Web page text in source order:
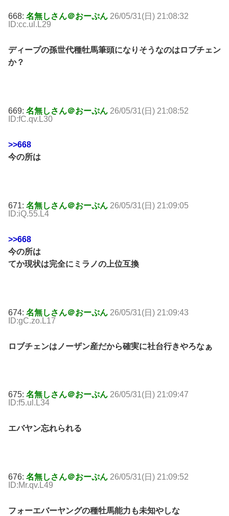
668: 名無しさん＠おーぷん 26/05/31(日) 21:08:32
ID:cc.ul.L29
ディープの孫世代種牡馬筆頭になりそうなのはロブチェン
か？
669: 名無しさん＠おーぷん 26/05/31(日) 21:08:52
ID:fC.qv.L30
>>668
今の所は
671: 名無しさん＠おーぷん 26/05/31(日) 21:09:05
ID:iQ.55.L4
>>668
今の所は
てか現状は完全にミラノの上位互換
674: 名無しさん＠おーぷん 26/05/31(日) 21:09:43
ID:gC.zo.L17
ロブチェンはノーザン産だから確実に社台行きやろなぁ
675: 名無しさん＠おーぷん 26/05/31(日) 21:09:47
ID:f5.ul.L34
エバヤン忘れられる
676: 名無しさん＠おーぷん 26/05/31(日) 21:09:52
ID:Mr.qv.L49
フォーエバーヤングの種牡馬能力も未知やしな